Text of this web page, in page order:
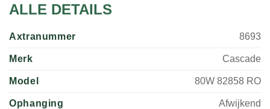
ALLE DETAILS
Axtranummer 8693
Merk Cascade
Model 80W 82858 RO
Ophanging Afwijkend